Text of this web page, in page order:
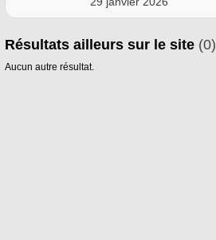
Résultats ailleurs sur le site (0)
Aucun autre résultat.